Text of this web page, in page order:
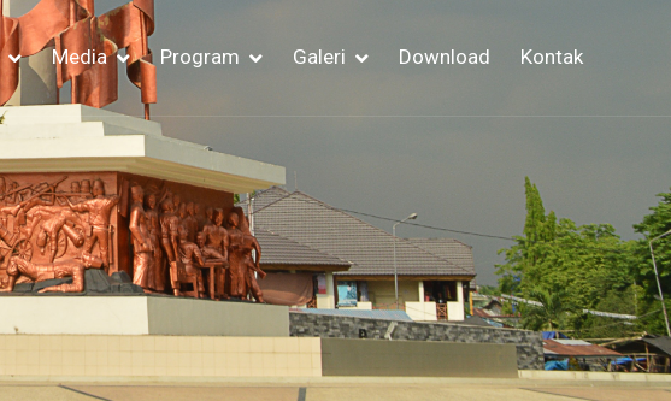
Media Program Galeri Download Kontak